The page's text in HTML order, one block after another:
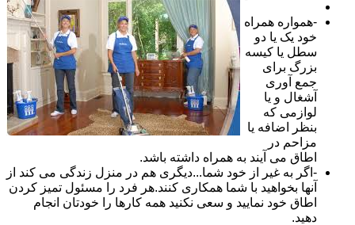
-همواره همراه
خود یک یا دو
سطل یا کیسه
بزرگ برای
جمع آوری
آشغال و یا
لوازمی که
بنظر اضافه یا
مزاحم در
اطاق می آیند به همراه داشته باشد.
-اگر به غیر از خود شما...دیگری هم در منزل زندگی می کند از
آنها بخواهید با شما همکاری کنند.هر فرد را مسئول تمیز کردن
اطاق خود نمایید و سعی نکنید همه کارها را خودتان انجام
دهید.